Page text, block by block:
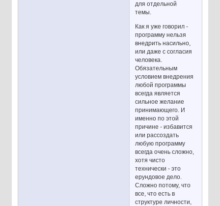
для отдельной
темы.
Как я уже говорил -
программу нельзя
внедрить насильно,
или даже с согласия
человека.
Обязательным
условием внедрения
любой программы
всегда является
сильное желание
принимающего. И
именно по этой
причине - избавится
или рассоздать
любую программу
всегда очень сложно,
хотя чисто
технически - это
ерундовое дело.
Сложно потому, что
все, что есть в
структуре личности,